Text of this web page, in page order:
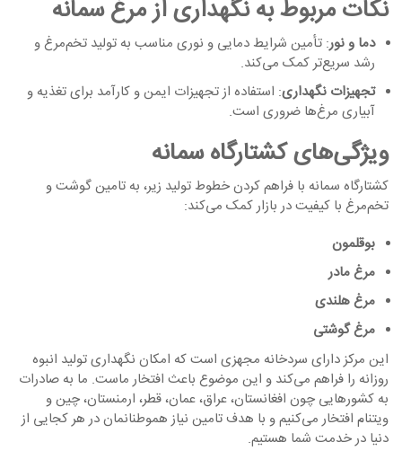
نکات مربوط به نگهداری از مرغ سمانه
دما و نور: تأمین شرایط دمایی و نوری مناسب به تولید تخم‌مرغ و
رشد سریع‌تر کمک می‌کند.
تجهیزات نگهداری: استفاده از تجهیزات ایمن و کارآمد برای تغذیه و
آبیاری مرغ‌ها ضروری است.
ویژگی‌های کشتارگاه سمانه
کشتارگاه سمانه با فراهم کردن خطوط تولید زیر، به تامین گوشت و
تخم‌مرغ با کیفیت در بازار کمک می‌کند:
بوقلمون
مرغ مادر
مرغ هلندی
مرغ گوشتی
این مرکز دارای سردخانه مجهزی است که امکان نگهداری تولید انبوه
روزانه را فراهم می‌کند و این موضوع باعث افتخار ماست. ما به صادرات
به کشورهایی چون افغانستان، عراق، عمان، قطر، ارمنستان، چین و
ویتنام افتخار می‌کنیم و با هدف تامین نیاز هموطنانمان در هر کجایی از
دنیا در خدمت شما هستیم.